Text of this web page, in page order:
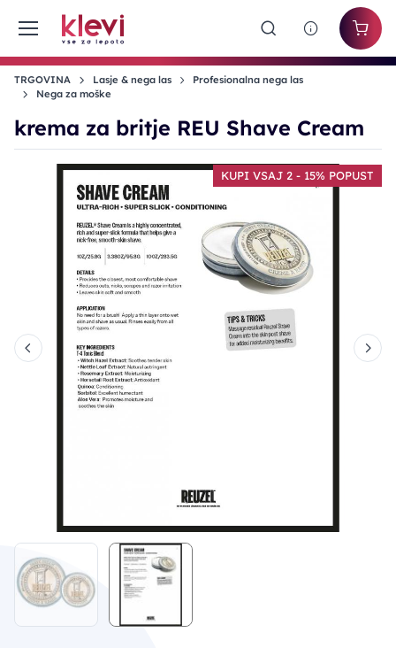
TRGOVINA Lasje & nega las
Profesionalna nega las
Nega za moške
krema za britje REU Shave Cream
KUPI VSAJ 2 - 15% POPUST